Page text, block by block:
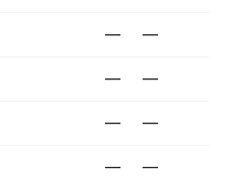
— —
— —
— —
— —